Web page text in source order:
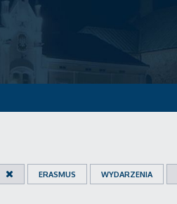
ERASMUS WYDARZENIA